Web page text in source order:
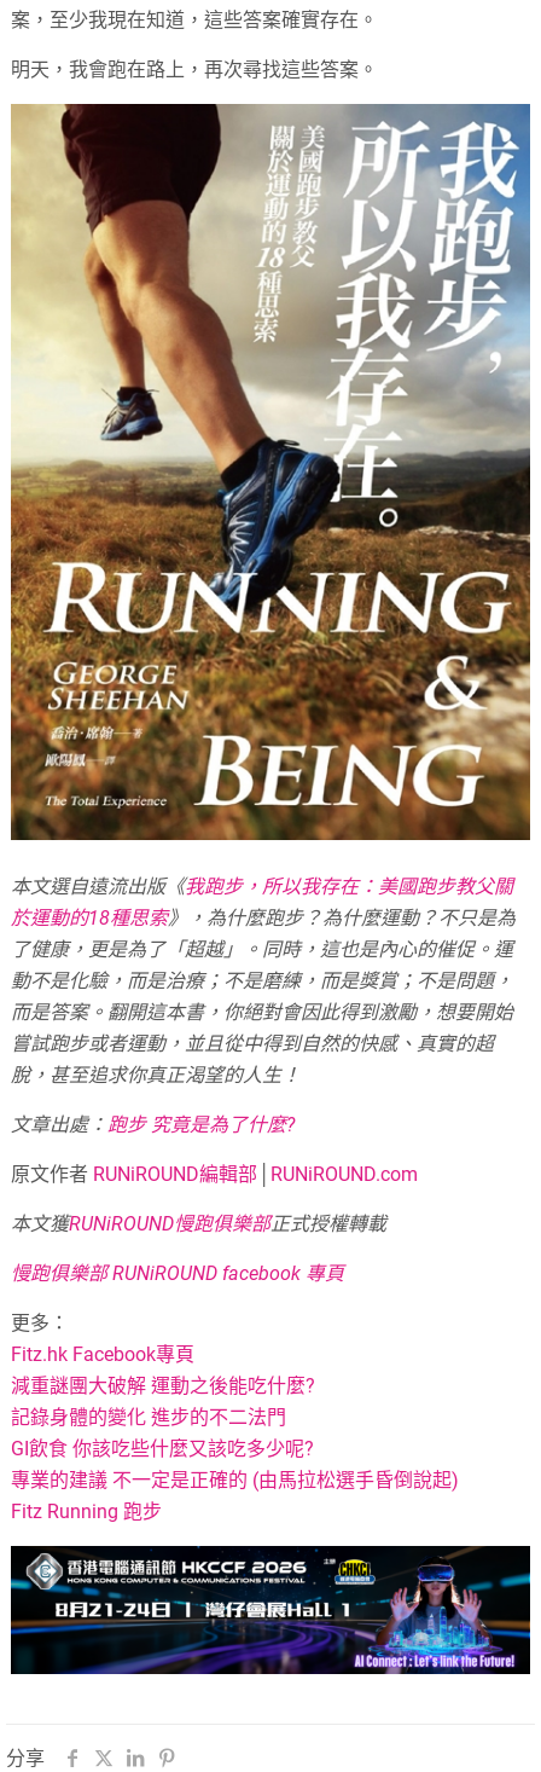
案，至少我現在知道，這些答案確實存在。
明天，我會跑在路上，再次尋找這些答案。
本文選自遠流出版《我跑步，所以我存在：美國跑步教父關
於運動的18種思索》，為什麼跑步？為什麼運動？不只是為
了健康，更是為了「超越」。同時，這也是內心的催促。運
動不是化驗，而是治療；不是磨練，而是獎賞；不是問題，
而是答案。翻開這本書，你絕對會因此得到激勵，想要開始
嘗試跑步或者運動，並且從中得到自然的快感、真實的超
脫，甚至追求你真正渴望的人生！
文章出處：跑步 究竟是為了什麼?
原文作者 RUNiROUND編輯部 RUNiROUND.com
本文獲RUNiROUND慢跑俱樂部正式授權轉載
慢跑俱樂部 RUNiROUND facebook 專頁
更多：
Fitz.hk Facebook專頁
減重謎團大破解 運動之後能吃什麼?
記錄身體的變化 進步的不二法門
GI飲食 你該吃些什麼又該吃多少呢?
專業的建議 不一定是正確的 (由馬拉松選手昏倒說起)
Fitz Running 跑步
分享